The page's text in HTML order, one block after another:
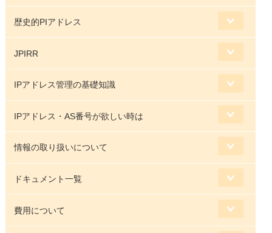
歴史的PIアドレス
JPIRR
IPアドレス管理の基礎知識
IPアドレス・AS番号が欲しい時は
情報の取り扱いについて
ドキュメント一覧
費用について